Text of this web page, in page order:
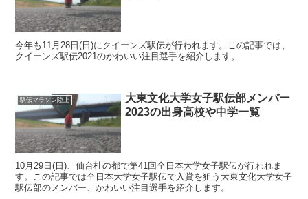
今年も11月28日(日)にクイーンズ駅伝が行われます。この記事では、
クイーンズ駅伝2021のかわいい注目選手を紹介します。
駅伝マラソン陸上
大東文化大学女子駅伝部メンバー
2023の出身高校や中学一覧
10月29日(日)、仙台杜の都で第41回全日本大学女子駅伝が行われま
す。この記事では全日本大学女子駅伝で入賞を狙う大東文化大学女子
駅伝部のメンバー、かわいい注目選手を紹介します。